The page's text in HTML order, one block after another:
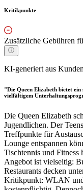
Kritikpunkte
Zusätzliche Gebühren
KI-generiert aus
"Die Queen Elizabeth bietet
vielfältigem
Die Queen Elizabeth
Jugendlichen. Der
Treffpunkte für
Lounge entspannen
Tischtennis und Fitness
Angebot ist vielseitig:
Restaurants decken
Kritikpunkt: WLAN